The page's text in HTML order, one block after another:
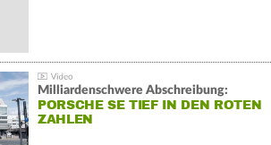
Milliardenschwere Abschreibung:
PORSCHE SE TIEF IN DEN ROTEN
ZAHLEN